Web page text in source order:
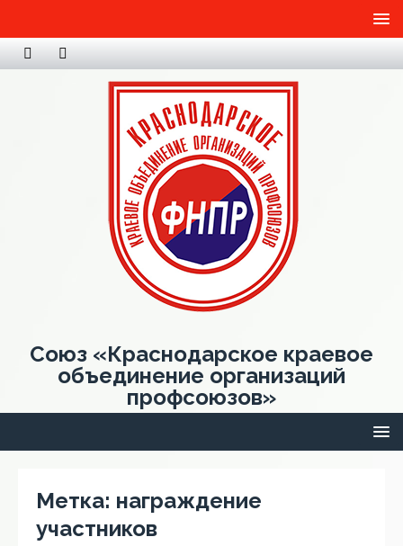
Союз «Краснодарское краевое
объединение организаций
профсоюзов»
Метка: награждение
участников